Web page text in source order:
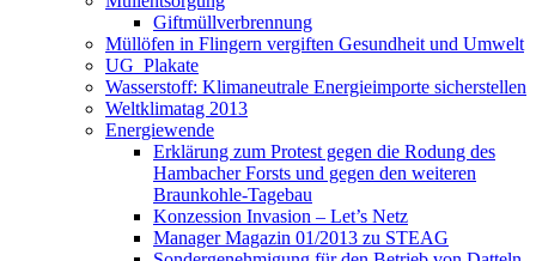
Giftmüllverbrennung
Müllöfen in Flingern vergiften Gesundheit und Umwelt
UG_Plakate
Wasserstoff: Klimaneutrale Energieimporte sicherstellen
Weltklimatag 2013
Energiewende
Erklärung zum Protest gegen die Rodung des
Hambacher Forsts und gegen den weiteren
Braunkohle-Tagebau
Konzession Invasion – Let’s Netz
Manager Magazin 01/2013 zu STEAG